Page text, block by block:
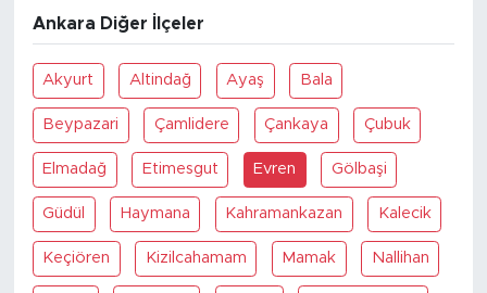
Ankara Diğer İlçeler
Akyurt Altindağ Ayaş Bala
Beypazari Çamlidere Çankaya Çubuk
Elmadağ Etimesgut Evren Gölbaşi
Güdül Haymana Kahramankazan Kalecik
Keçiören Kizilcahamam Mamak Nallihan
EKONOMİ
SPOR
KÜLTÜR SANAT
YAŞAM
TARİHTEN GÜNÜMÜZE